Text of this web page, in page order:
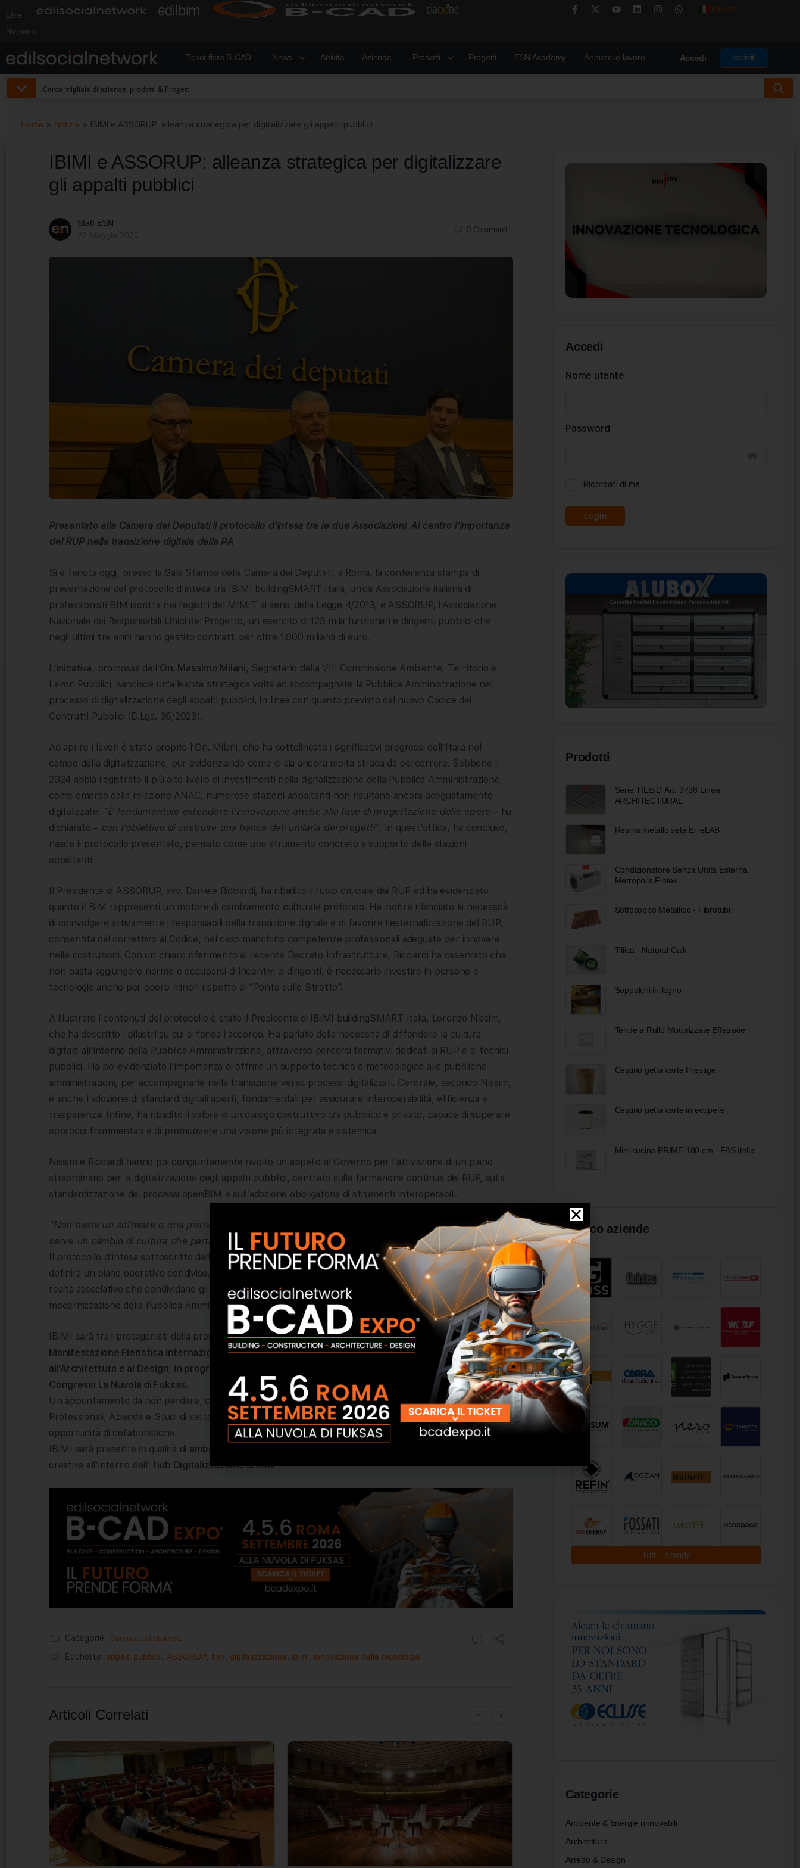
Live
Network
Italiano
Ticket fiera B-CAD News Attività Aziende Prodotti Progetti ESN Academy Annunci e lavoro Accedi Iscriviti
Home » Notizie » IBIMI e ASSORUP: alleanza strategica per digitalizzare gli appalti pubblici
IBIMI e ASSORUP: alleanza strategica per digitalizzare
gli appalti pubblici
Staff ESN
0 Commenti
Presentato alla Camera dei Deputati il protocollo d’intesa tra le due Associazioni. Al centro l’importanza
del RUP nella transizione digitale della PA
Si è tenuta oggi, presso la Sala Stampa della Camera dei Deputati, a Roma, la conferenza stampa di
presentazione del protocollo d’intesa tra IBIMI buildingSMART Italia, unica Associazione italiana di
professionisti BIM iscritta nei registri del MIMIT ai sensi della Legge 4/2013, e ASSORUP, l’Associazione
Nazionale dei Responsabili Unici del Progetto, un esercito di 123 mila funzionari e dirigenti pubblici che
negli ultimi tre anni hanno gestito contratti per oltre 1.000 miliardi di euro.
L’iniziativa, promossa dall’On. Massimo Milani, Segretario della VIII Commissione Ambiente, Territorio e
Lavori Pubblici, sancisce un’alleanza strategica volta ad accompagnare la Pubblica Amministrazione nel
processo di digitalizzazione degli appalti pubblici, in linea con quanto previsto dal nuovo Codice dei
Contratti Pubblici (D.Lgs. 36/2023).
Ad aprire i lavori è stato proprio l’On. Milani, che ha sottolineato i significativi progressi dell’Italia nel
campo della digitalizzazione, pur evidenziando come ci sia ancora molta strada da percorrere. Sebbene il
2024 abbia registrato il più alto livello di investimenti nella digitalizzazione della Pubblica Amministrazione,
come emerso dalla relazione ANAC, numerose stazioni appaltanti non risultano ancora adeguatamente
digitalizzate. “È fondamentale estendere l’innovazione anche alla fase di progettazione delle opere – ha
dichiarato – con l’obiettivo di costruire una banca dati unitaria dei progetti”. In quest’ottica, ha concluso,
nasce il protocollo presentato, pensato come uno strumento concreto a supporto delle stazioni
appaltanti.
Il Presidente di ASSORUP, avv. Daniele Ricciardi, ha ribadito il ruolo cruciale dei RUP ed ha evidenziato
quanto il BIM rappresenti un motore di cambiamento culturale profondo. Ha inoltre rilanciato la necessità
di coinvolgere attivamente i responsabili della transizione digitale e di favorire l’esternalizzazione del RUP,
consentita dal correttivo al Codice, nel caso manchino competenze professionali adeguate per innovare
nelle costruzioni. Con un chiaro riferimento al recente Decreto Infrastrutture, Ricciardi ha osservato che
non basta aggiungere norme e occuparsi di incentivi ai dirigenti, è necessario investire in persone e
tecnologie anche per opere minori rispetto al “Ponte sullo Stretto”.
A illustrare i contenuti del protocollo è stato il Presidente di IBIMI buildingSMART Italia, Lorenzo Nissim,
che ha descritto i pilastri su cui si fonda l’accordo. Ha parlato della necessità di diffondere la cultura
digitale all’interno della Pubblica Amministrazione, attraverso percorsi formativi dedicati ai RUP e ai tecnici
pubblici. Ha poi evidenziato l’importanza di offrire un supporto tecnico e metodologico alle pubbliche
amministrazioni, per accompagnarle nella transizione verso processi digitalizzati. Centrale, secondo Nissim,
è anche l’adozione di standard digitali aperti, fondamentali per assicurare interoperabilità, efficienza e
trasparenza. Infine, ha ribadito il valore di un dialogo costruttivo tra pubblico e privato, capace di superare
approcci frammentati e di promuovere una visione più integrata e sistemica.
Nissim e Ricciardi hanno poi congiuntamente rivolto un appello al Governo per l’attivazione di un piano
straordinario per la digitalizzazione degli appalti pubblici, centrato sulla formazione continua dei RUP, sulla
standardizzazione dei processi openBIM e sull’adozione obbligatoria di strumenti interoperabili.
“Non basta un software o una piattaforma – ha aggiunto il Presidente di IBIMI buildingSMART Italia –ma
serve un cambio di cultura che parta dalle persone, sostenuto da una rete competente e coesa”.
Il protocollo d’intesa sottoscritto dalle Associazioni prevede l’istituzione di un Comitato congiunto che
definirà un piano operativo condiviso, aggiornato ogni sei mesi. L’accordo è aperto all’adesione di altre
realtà associative che condividano gli stessi obiettivi, con l’intento di creare un fronte comune per la
modernizzazione della Pubblica Amministrazione.
IBIMI sarà tra i protagonisti della prossima edizione diEdilsocialnetwork B-CAD, l’innovativa
Manifestazione Fieristica Internazionale Certificata – unica su Roma- dedicata all’Edilizia,
all’Architettura e al Design, in programma dal 19 al 21 settembre 2025 presso il suggestivo Centro
Congressi La Nuvola di Fuksas.
Un appuntamento da non perdere, che vedrà la partecipazione di Istituzioni, Associazioni, Ordini
Professionali, Aziende e Studi di settore, tutti uniti dalla volontà di creare nuove sinergie, connessioni e
opportunità di collaborazione.
IBIMI sarà presente in qualità di ambassador
creativa all’interno dell’ hub Digitalizzazione & BIM.
Categorie: Comunicati stampa
Etichette: appalti pubblici ASSORUP bim digitalizzazione ibimi innovazione delle tecnologie
Articoli Correlati
Accedi
Nome utente
Password
Ricordati di me
Prodotti
Serie TILE-D Art. 9738 Linea
ARCHITECTURAL
Resina metallo seta ErreLAB
Condizionatore Senza Unità Esterna ​​
Metropolis Fintek
Sottocoppo Metallico - Fibrotubi
Tillica - Natural Calk
Soppalchi in legno
Tende a Rullo Motorizzate Effetrade
Cestino getta carte Prestige
Cestino getta carte in ecopelle
Mini cucina PRIME 180 cm - FAS Italia
Elenco aziende
Tutti i brands
Categorie
Ambiente & Energie rinnovabili
Architettura
Arredo & Design